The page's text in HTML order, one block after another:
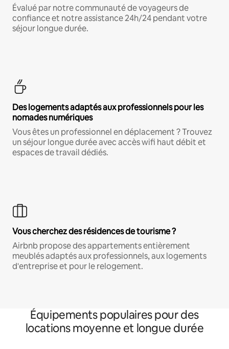
Évalué par notre communauté de voyageurs de
confiance et notre assistance 24h/24 pendant votre
séjour longue durée.
Des logements adaptés aux professionnels pour les
nomades numériques
Vous êtes un professionnel en déplacement ? Trouvez
un séjour longue durée avec accès wifi haut débit et
espaces de travail dédiés.
Vous cherchez des résidences de tourisme ?
Airbnb propose des appartements entièrement
meublés adaptés aux professionnels, aux logements
d'entreprise et pour le relogement.
Équipements populaires pour des
locations moyenne et longue durée